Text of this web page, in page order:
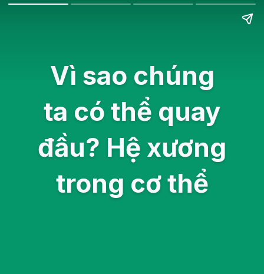
Vì sao chúng
ta có thể quay
đầu? Hệ xương
trong cơ thể